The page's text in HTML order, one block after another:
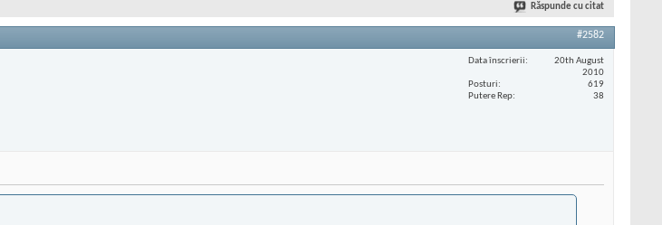
Răspunde cu citat
#2582
Data înscrierii
20th August
2010
Posturi
619
Putere Rep
38